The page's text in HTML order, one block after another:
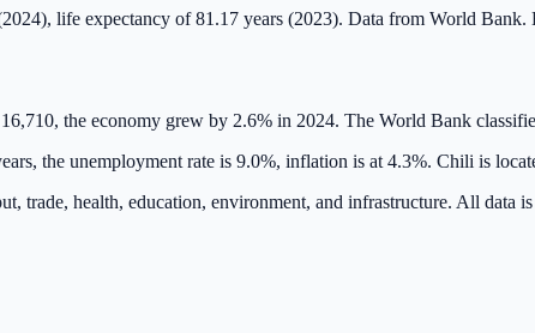
life expectancy of 81.17 years (2023). Data from World
the economy grew by 2.6% in 2024. The World Bank
the unemployment rate is 9.0%, inflation is at 4.3%. Chili is
trade, health, education, environment, and infrastructure. All data